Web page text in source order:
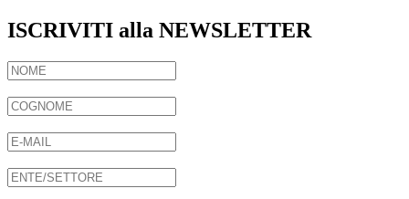
ISCRIVITI alla NEWSLETTER